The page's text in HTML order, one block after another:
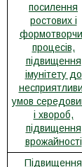
посилення
ростових і
процесів,
підвищення
імунітету до
умов
і хвороб,
підвищення
врожайності
Підвищення